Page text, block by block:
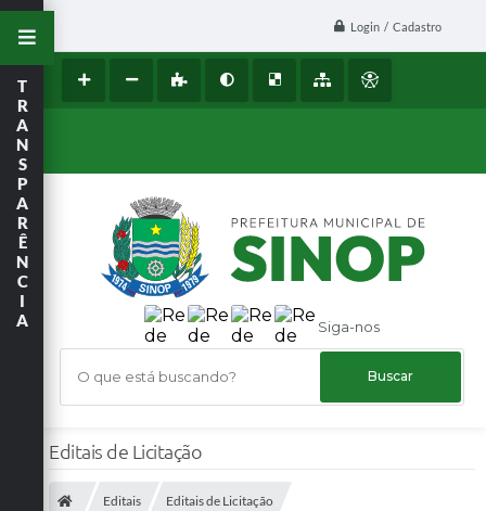
Login / Cadastro
Siga-nos
O que está buscando?
T
R
A
N
S
P
A
R
Ê
N
C
I
A
Editais de Licitação
Editais Editais de Licitação